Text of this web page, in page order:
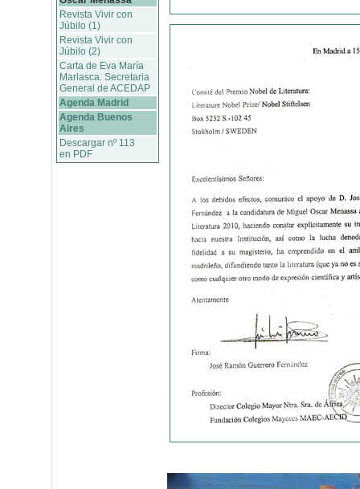
Revista Vivir con
Júbilo (1)
Revista Vivir con
Júbilo (2)
Carta de Eva María
Marlasca. Secretaria
General de ACEDAP
Agenda Madrid
Agenda Buenos
Aires
Descargar nº 113
en PDF